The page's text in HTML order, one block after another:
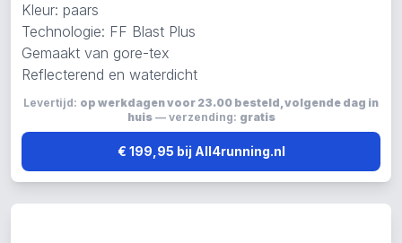
Kleur: paars
Technologie: FF Blast Plus
Gemaakt van gore-tex
Reflecterend en waterdicht
Levertijd: op werkdagen voor 23.00 besteld, volgende dag in
huis— verzending: gratis
€ 199,95 bij All4running.nl